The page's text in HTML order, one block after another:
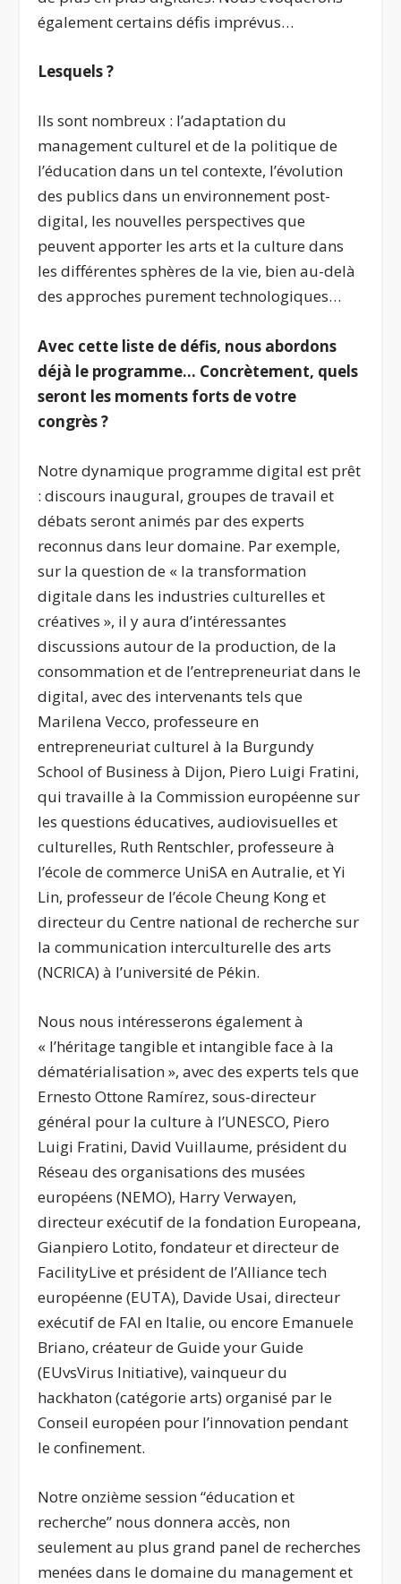
également certains défis imprévus…
Lesquels ?
Ils sont nombreux : l’adaptation du
management culturel et de la politique de
l’éducation dans un tel contexte, l’évolution
des publics dans un environnement post-
digital, les nouvelles perspectives que
peuvent apporter les arts et la culture dans
les différentes sphères de la vie, bien au-delà
des approches purement technologiques…
Avec cette liste de défis, nous abordons
déjà le programme… Concrètement, quels
seront les moments forts de votre
congrès ?
Notre dynamique programme digital est prêt
: discours inaugural, groupes de travail et
débats seront animés par des experts
reconnus dans leur domaine. Par exemple,
sur la question de « la transformation
digitale dans les industries culturelles et
créatives », il y aura d’intéressantes
discussions autour de la production, de la
consommation et de l’entrepreneuriat dans le
digital, avec des intervenants tels que
Marilena Vecco, professeure en
entrepreneuriat culturel à la Burgundy
School of Business à Dijon, Piero Luigi Fratini,
qui travaille à la Commission européenne sur
les questions éducatives, audiovisuelles et
culturelles, Ruth Rentschler, professeure à
l’école de commerce UniSA en Autralie, et Yi
Lin, professeur de l’école Cheung Kong et
directeur du Centre national de recherche sur
la communication interculturelle des arts
(NCRICA) à l’université de Pékin.
Nous nous intéresserons également à
« l’héritage tangible et intangible face à la
dématérialisation », avec des experts tels que
Ernesto Ottone Ramírez, sous-directeur
général pour la culture à l’UNESCO, Piero
Luigi Fratini, David Vuillaume, président du
Réseau des organisations des musées
européens (NEMO), Harry Verwayen,
directeur exécutif de la fondation Europeana,
Gianpiero Lotito, fondateur et directeur de
FacilityLive et président de l’Alliance tech
européenne (EUTA), Davide Usai, directeur
exécutif de FAI en Italie, ou encore Emanuele
Briano, créateur de Guide your Guide
(EUvsVirus Initiative), vainqueur du
hackhaton (catégorie arts) organisé par le
Conseil européen pour l’innovation pendant
le confinement.
Notre onzième session “éducation et
recherche” nous donnera accès, non
seulement au plus grand panel de recherches
menées dans le domaine du management et